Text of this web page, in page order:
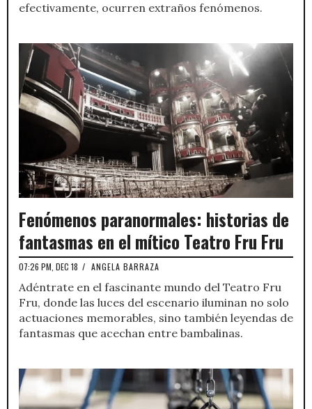
efectivamente, ocurren extraños fenómenos.
Fenómenos paranormales: historias de
fantasmas en el mítico Teatro Fru Fru
07:26 PM, DEC 18 / ANGELA BARRAZA
Adéntrate en el fascinante mundo del Teatro Fru
Fru, donde las luces del escenario iluminan no solo
actuaciones memorables, sino también leyendas de
fantasmas que acechan entre bambalinas.